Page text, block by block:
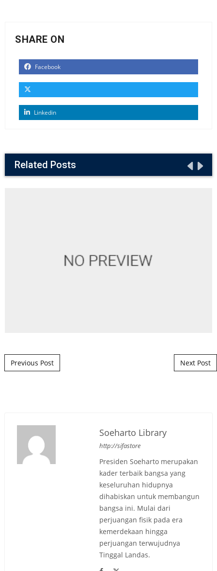
SHARE ON
Facebook
Linkedin
Related Posts
Post navigation
Previous Post Next Post
Soeharto Library
http://sifastore
Presiden Soeharto merupakan
kader terbaik bangsa yang
keseluruhan hidupnya
dihabiskan untuk membangun
bangsa ini. Mulai dari
perjuangan fisik pada era
kemerdekaan hingga
perjuangan terwujudnya
Tinggal Landas.